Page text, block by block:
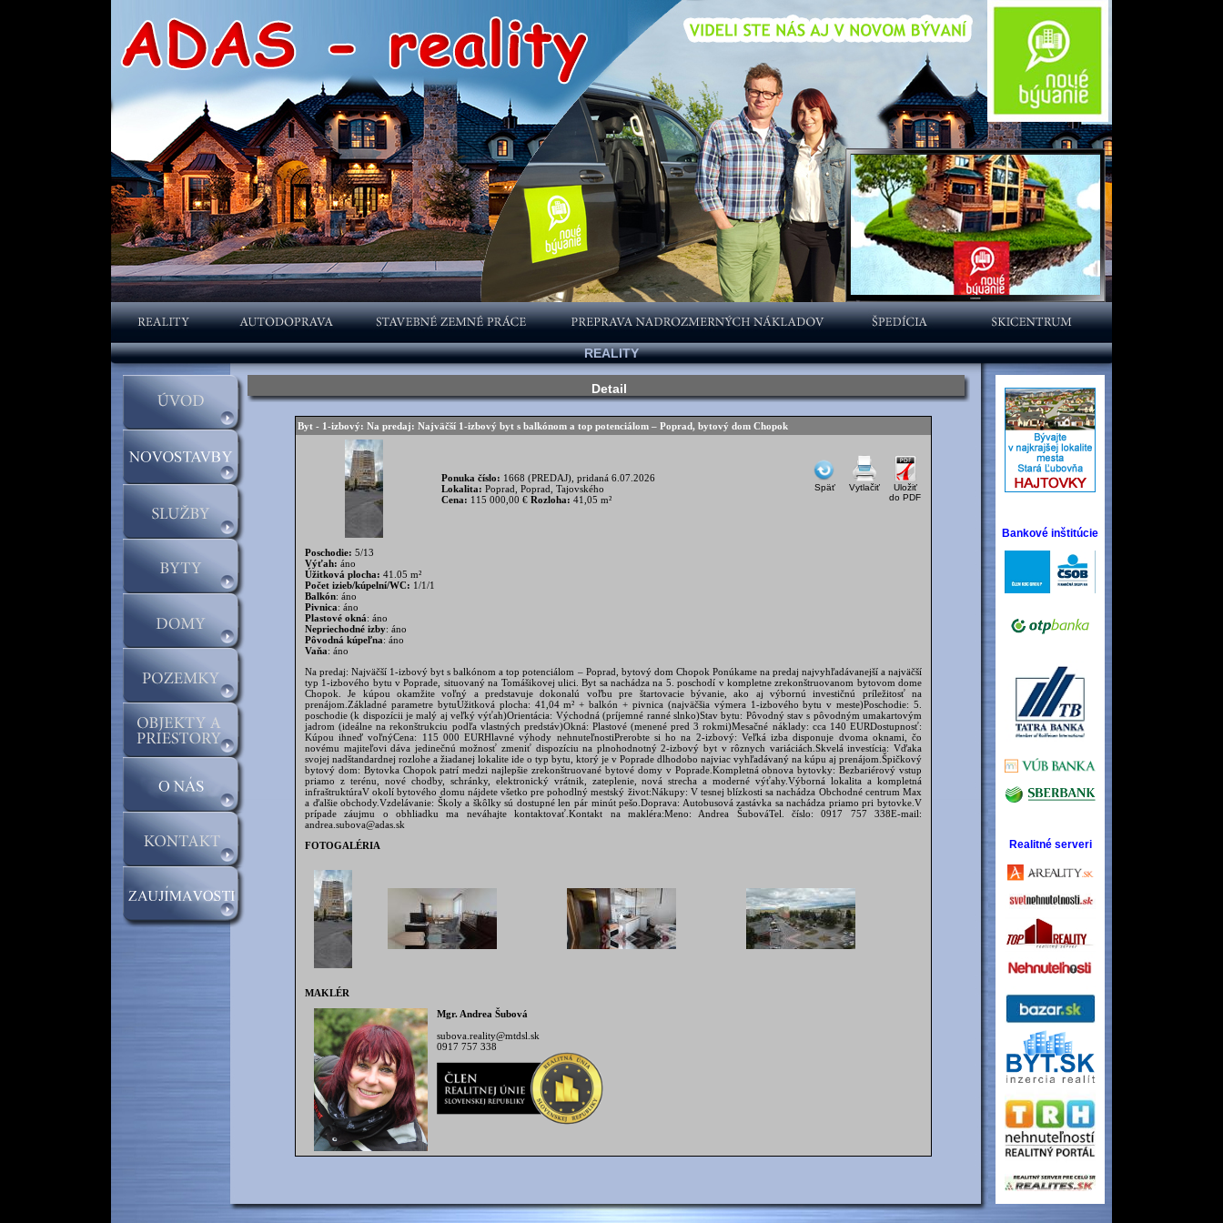
REALITY
Detail
Uložiť
do PDF
Vytlačiť
Späť
Byt - 1-izbový: Na predaj: Najväčší 1-izbový byt s balkónom a top potenciálom – Poprad, bytový dom Chopok
Ponuka číslo: 1668 (PREDAJ), pridaná 6.07.2026
Lokalita: Poprad, Poprad, Tajovského
Cena: 115 000,00 € Rozloha: 41,05 m²
Poschodie: 5/13
Výťah: áno
Úžitková plocha: 41.05 m²
Počet izieb/kúpelní/WC: 1/1/1
Balkón: áno
Pivnica: áno
Plastové okná: áno
Nepriechodné izby: áno
Pôvodná kúpeľna: áno
Vaňa: áno
Na predaj: Najväčší 1-izbový byt s balkónom a top potenciálom – Poprad, bytový dom Chopok Ponúkame na predaj najvyhľadávanejší a najväčší
typ 1-izbového bytu v Poprade, situovaný na Tomášikovej ulici. Byt sa nachádza na 5. poschodí v kompletne zrekonštruovanom bytovom dome
Chopok. Je kúpou okamžite voľný a predstavuje dokonalú voľbu pre štartovacie bývanie, ako aj výbornú investičnú príležitosť na
prenájom.Základné parametre bytuÚžitková plocha: 41,04 m² + balkón + pivnica (najväčšia výmera 1-izbového bytu v meste)Poschodie: 5.
poschodie (k dispozícii je malý aj veľký výťah)Orientácia: Východná (príjemné ranné slnko)Stav bytu: Pôvodný stav s pôvodným umakartovým
jadrom (ideálne na rekonštrukciu podľa vlastných predstáv)Okná: Plastové (menené pred 3 rokmi)Mesačné náklady: cca 140 EURDostupnosť:
Kúpou ihneď voľnýCena: 115 000 EURHlavné výhody nehnuteľnostiPrerobte si ho na 2-izbový: Veľká izba disponuje dvoma oknami, čo
novému majiteľovi dáva jedinečnú možnosť zmeniť dispozíciu na plnohodnotný 2-izbový byt v rôznych variáciách.Skvelá investícia: Vďaka
svojej nadštandardnej rozlohe a žiadanej lokalite ide o typ bytu, ktorý je v Poprade dlhodobo najviac vyhľadávaný na kúpu aj prenájom.Špičkový
bytový dom: Bytovka Chopok patrí medzi najlepšie zrekonštruované bytové domy v Poprade.Kompletná obnova bytovky: Bezbariérový vstup
priamo z terénu, nové chodby, schránky, elektronický vrátnik, zateplenie, nová strecha a moderné výťahy.Výborná lokalita a kompletná
infraštruktúraV okolí bytového domu nájdete všetko pre pohodlný mestský život:Nákupy: V tesnej blízkosti sa nachádza Obchodné centrum Max
a ďalšie obchody.Vzdelávanie: Školy a škôlky sú dostupné len pár minút pešo.Doprava: Autobusová zastávka sa nachádza priamo pri bytovke.V
prípade záujmu o obhliadku ma neváhajte kontaktovať.Kontakt na makléra:Meno: Andrea ŠubováTel. číslo: 0917 757 338E-mail:
andrea.subova@adas.sk
FOTOGALÉRIA
MAKLÉR
Mgr. Andrea Šubová
subova.reality@mtdsl.sk
0917 757 338
Bankové inštitúcie
Realitné serveri